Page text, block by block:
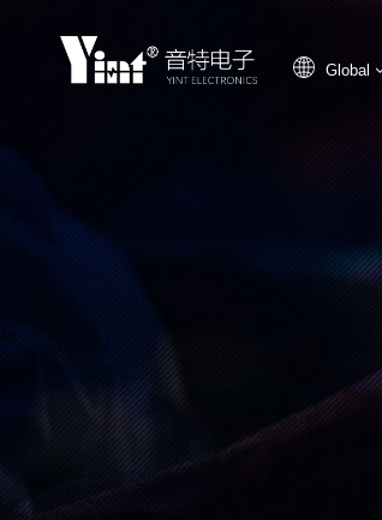
Global